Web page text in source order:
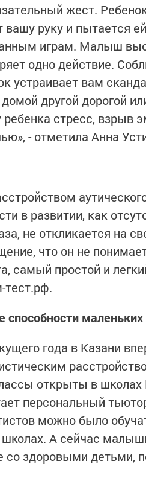
жест.
вашу руку и пытается
играм. Малыш
одно действие.
устраивает вам
другой дорогой
стресс, взрыв
- отметила Анна
в развитии, как
не откликается на
что он не
самый простой и
тест.рф.
маленьких
года в Казани
открыты в
персональный
можно было
А сейчас
со здоровыми детьми,